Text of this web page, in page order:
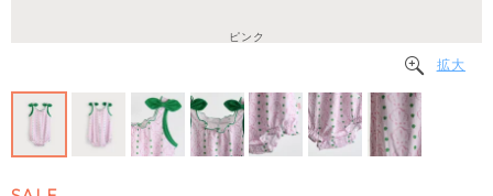
ピンク
拡大